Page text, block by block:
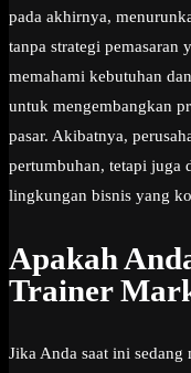
pada akhirnya,
tanpa strategi pemasaran
memahami kebutuhan
untuk mengembangkan
pasar. Akibatnya,
pertumbuhan, tetapi juga
lingkungan bisnis yang
Apakah
Trainer
Jika Anda saat ini